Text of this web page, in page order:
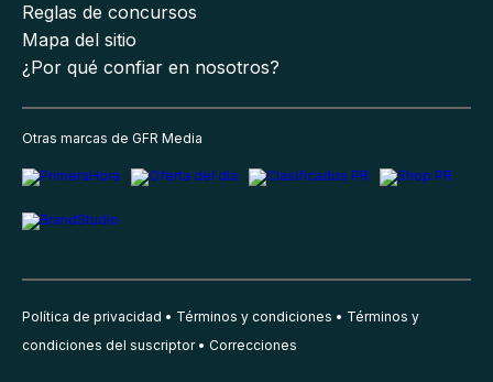
Reglas de concursos
Mapa del sitio
¿Por qué confiar en nosotros?
Otras marcas de GFR Media
Política de privacidad Términos y condiciones
Términos y
condiciones del suscriptor
Correcciones